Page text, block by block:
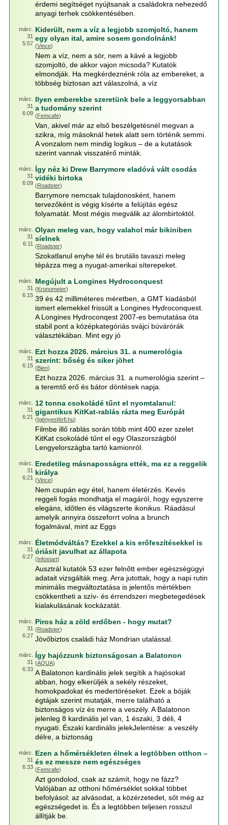
érdemi segítséget nyújtsanak a családokra nehezedő
anyagi terhek csökkentésében.
márc.
31
5:57
Kiderült, nem a víz a legjobb szomjoltó, hanem
egy olyan ital, amire sosem gondolnánk!
(Vince)
Nem a víz, nem a sör, nem a kávé a legjobb
szomjoltó, de akkor vajon micsoda? Kutatók
elmondják. Ha megkérdeznénk róla az embereket, a
többség biztosan azt válaszolná, a víz
márc.
31
6:09
Ilyen emberekbe szeretünk bele a leggyorsabban
a tudomány szerint
(Femcafe)
Van, akivel már az első beszélgetésnél megvan a
szikra, míg másoknál hetek alatt sem történik semmi.
A vonzalom nem mindig logikus – de a kutatások
szerint vannak visszatérő minták.
márc.
31
6:09
Így néz ki Drew Barrymore eladóvá vált csodás
vidéki birtoka
(Roadster)
Barrymore nemcsak tulajdonosként, hanem
tervezőként is végig kísérte a felújítás egész
folyamatát. Most mégis megválik az álombirtoktól.
márc.
31
6:11
Olyan meleg van, hogy valahol már bikiniben
síelnek
(Roadster)
Szokatlanul enyhe tél és brutális tavaszi meleg
tépázza meg a nyugat-amerikai síterepeket.
márc.
31
6:15
Megújult a Longines Hydroconquest
(Kronometer)
39 és 42 milliméteres méretben, a GMT kiadásból
ismert elemekkel frissült a Longines Hydroconquest.
A Longines Hydroconqest 2007-es bemutatása óta
stabil pont a középkategóriás svájci búvárórák
választékában. Mint egy jó
márc.
31
6:15
Ezt hozza 2026. március 31. a numerológia
szerint: bőség és siker jöhet
(Bien)
Ezt hozza 2026. március 31. a numerológia szerint –
a teremtő erő és bátor döntések napja.
márc.
31
6:21
12 tonna csokoládé tűnt el nyomtalanul:
gigantikus KitKat-rablás rázta meg Európát
(Igényesférfi.hu)
Filmbe illő rablás során több mint 400 ezer szelet
KitKat csokoládé tűnt el egy Olaszországból
Lengyelországba tartó kamionról.
márc.
31
6:21
Eredetileg másnaposságra ették, ma ez a reggelik
királya
(Vince)
Nem csupán egy étel, hanem életérzés. Kevés
reggeli fogás mondhatja el magáról, hogy egyszerre
elegáns, időtlen és világszerte ikonikus. Ráadásul
amelyik annyira összeforrt volna a brunch
fogalmával, mint az Eggs
márc.
31
6:27
Életmódváltás? Ezekkel a kis erőfeszítésekkel is
óriásit javulhat az állapota
(Infostart)
Ausztrál kutatók 53 ezer felnőtt ember egészségügyi
adatait vizsgálták meg. Arra jutottak, hogy a napi rutin
minimális megváltoztatása is jelentős mértékben
csökkentheti a szív- és érrendszeri megbetegedések
kialakulásának kockázatát.
márc.
31
6:27
Piros ház a zöld erdőben - hogy mutat?
(Roadster)
Jövőbiztos családi ház Mondrian utalással.
márc.
31
6:33
Így hajózzunk biztonságosan a Balatonon
(AQUA)
A Balatonon kardinális jelek segítik a hajósokat
abban, hogy elkerüljék a sekély részeket,
homokpadokat és medertöréseket. Ezek a bóják
égtájak szerint mutatják, merre található a
biztonságos víz és merre a veszély. A Balatonon
jelenleg 8 kardinális jel van, 1 északi, 3 déli, 4
nyugati. Északi kardinális jelekJelentése: a veszély
délre, a biztonság
márc.
31
6:33
Ezen a hőmérsékleten élnek a legtöbben otthon –
és ez messze nem egészséges
(Femcafe)
Azt gondolod, csak az számít, hogy ne fázz?
Valójában az otthoni hőmérséklet sokkal többet
befolyásol: az alvásodat, a közérzetedet, sőt még az
egészségedet is. És a legtöbben teljesen rosszul
állítják be.